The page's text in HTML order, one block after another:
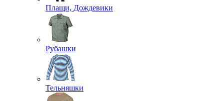
Плащи, Дождевики
Рубашки
Тельняшки